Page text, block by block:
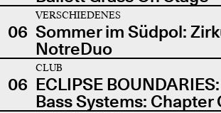
06
VERSCHIEDENES
Sommer im Südpol:
NotreDuo
06
CLUB
ECLIPSE
Bass Systems: Chapter